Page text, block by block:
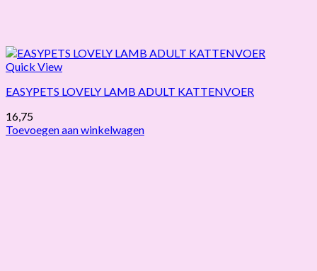
Quick View
EASYPETS LOVELY LAMB ADULT KATTENVOER
16,75
Toevoegen aan winkelwagen